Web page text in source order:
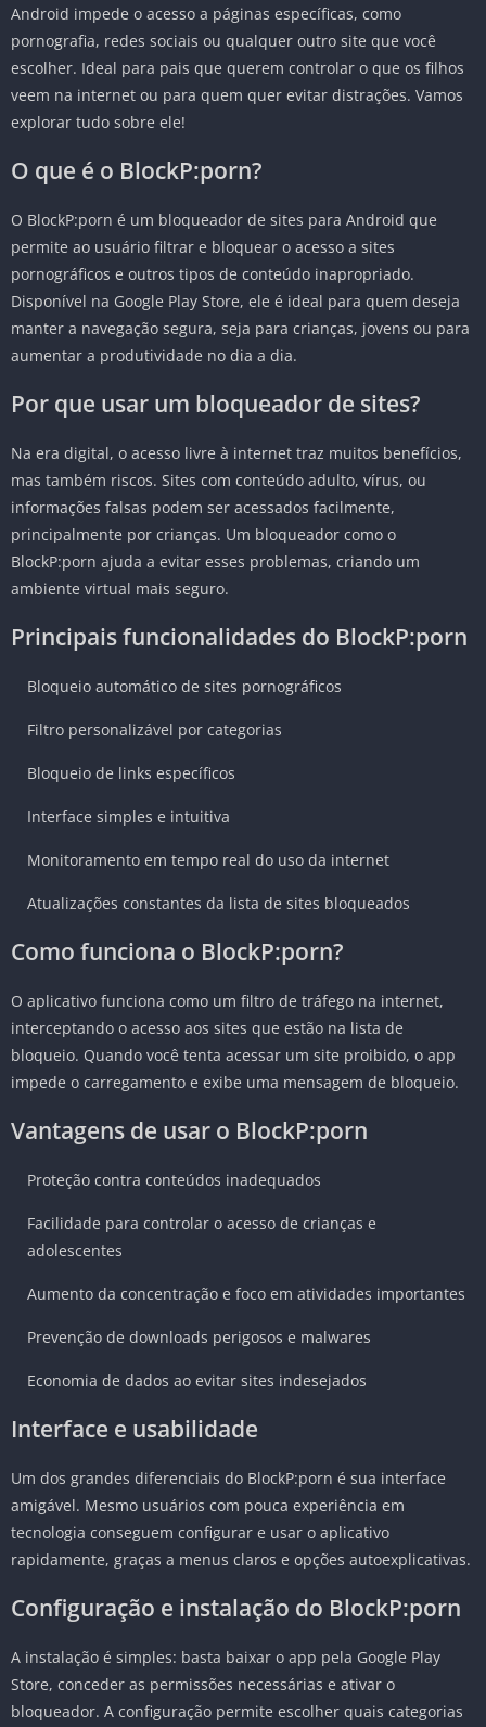
Android impede o acesso a páginas específicas, como
pornografia, redes sociais ou qualquer outro site que você
escolher. Ideal para pais que querem controlar o que os filhos
veem na internet ou para quem quer evitar distrações. Vamos
explorar tudo sobre ele!
O que é o BlockP:porn?
O BlockP:porn é um bloqueador de sites para Android que
permite ao usuário filtrar e bloquear o acesso a sites
pornográficos e outros tipos de conteúdo inapropriado.
Disponível na Google Play Store, ele é ideal para quem deseja
manter a navegação segura, seja para crianças, jovens ou para
aumentar a produtividade no dia a dia.
Por que usar um bloqueador de sites?
Na era digital, o acesso livre à internet traz muitos benefícios,
mas também riscos. Sites com conteúdo adulto, vírus, ou
informações falsas podem ser acessados facilmente,
principalmente por crianças. Um bloqueador como o
BlockP:porn ajuda a evitar esses problemas, criando um
ambiente virtual mais seguro.
Principais funcionalidades do BlockP:porn
Bloqueio automático de sites pornográficos
Filtro personalizável por categorias
Bloqueio de links específicos
Interface simples e intuitiva
Monitoramento em tempo real do uso da internet
Atualizações constantes da lista de sites bloqueados
Como funciona o BlockP:porn?
O aplicativo funciona como um filtro de tráfego na internet,
interceptando o acesso aos sites que estão na lista de
bloqueio. Quando você tenta acessar um site proibido, o app
impede o carregamento e exibe uma mensagem de bloqueio.
Vantagens de usar o BlockP:porn
Proteção contra conteúdos inadequados
Facilidade para controlar o acesso de crianças e
adolescentes
Aumento da concentração e foco em atividades importantes
Prevenção de downloads perigosos e malwares
Economia de dados ao evitar sites indesejados
Interface e usabilidade
Um dos grandes diferenciais do BlockP:porn é sua interface
amigável. Mesmo usuários com pouca experiência em
tecnologia conseguem configurar e usar o aplicativo
rapidamente, graças a menus claros e opções autoexplicativas.
Configuração e instalação do BlockP:porn
A instalação é simples: basta baixar o app pela Google Play
Store, conceder as permissões necessárias e ativar o
bloqueador. A configuração permite escolher quais categorias